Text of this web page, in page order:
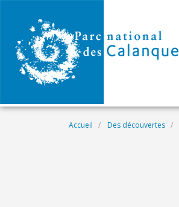
Fil d'Ariane
Accueil Des découvertes